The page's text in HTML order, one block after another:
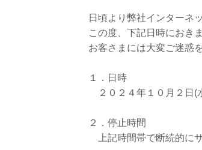
日頃より弊社インターネ
この度、下記日時におき
お客さまには大変ご迷惑
１．日時
２０２４年１０月２日(
２．停止時間
上記時間帯で断続的に